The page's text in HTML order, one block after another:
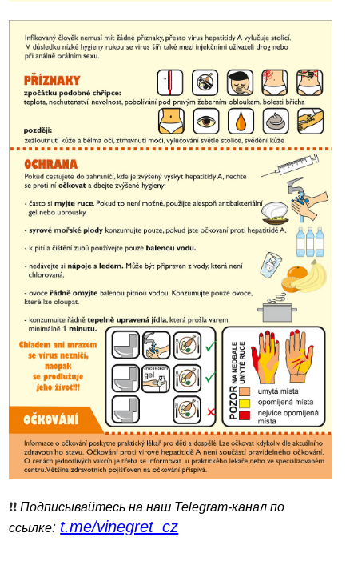
❗️❗️Подписывайтесь на наш Telegram-канал по
ссылке: t.me/vinegret_cz